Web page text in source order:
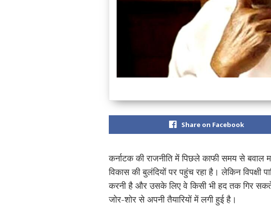
Share on Facebook
कर्नाटक की राजनीति में पिछले काफी समय से
विकास की बुलंदियों पर पहुंच रहा है। लेकिन विपक्षी
करनी है और उसके लिए वे किसी भी हद तक गिर सकते
जोर-शोर से अपनी तैयारियों में लगी हुई है।